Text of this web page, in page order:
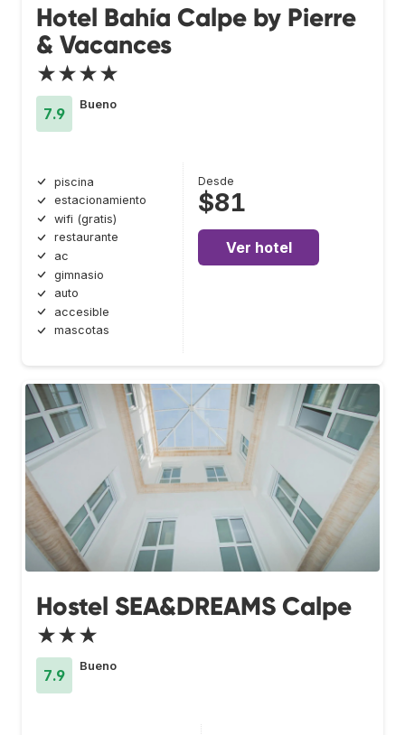
Hotel Bahía Calpe by Pierre
& Vacances
★★★★
7.9
Bueno
piscina
estacionamiento
wifi (gratis)
restaurante
ac
gimnasio
auto
accesible
mascotas
Desde
$81
Ver hotel
Hostel SEA&DREAMS Calpe
★★★
7.9
Bueno